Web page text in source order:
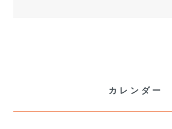
カレンダー